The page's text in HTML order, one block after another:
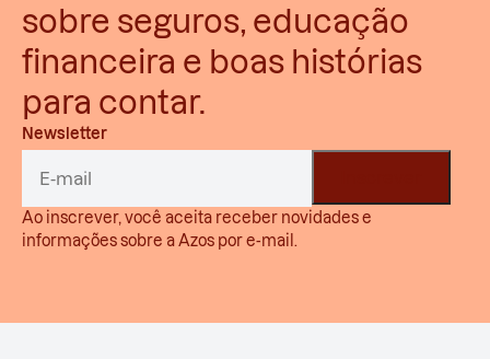
sobre seguros, educação
financeira e boas histórias
para contar.
Newsletter
Ao inscrever, você aceita receber novidades e
informações sobre a Azos por e-mail.